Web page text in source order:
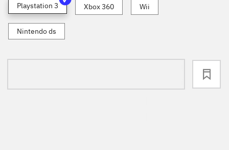
Playstation 3 Xbox 360 Wii
Nintendo ds